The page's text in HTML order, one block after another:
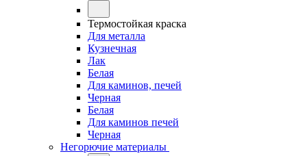
Термостойкая краска
Для металла
Кузнечная
Лак
Белая
Для каминов, печей
Черная
Белая
Для каминов печей
Черная
Негорючие материалы